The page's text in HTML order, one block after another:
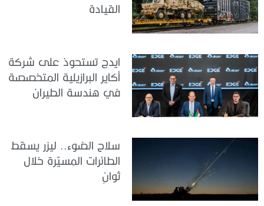
القيادة
ايدج تستحوذ على شركة
أكاير البرازيلية المتخصصة
في هندسة الطيران
سلاح الضوء.. ليزر يسقط
الطائرات المسيّرة خلال
ثوانٍ